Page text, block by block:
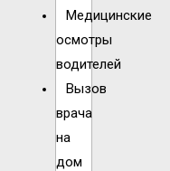
Медицинские
осмотры
водителей
Вызов
врача
на
дом